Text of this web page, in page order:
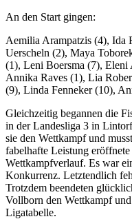
An den Start gingen:
Aemilia Arampatzis (4), Ida
Uerscheln (2), Maya
(1), Leni Boersma (7),
Annika Raves (1), Lia
(9), Linda Fenneker (10),
Gleichzeitig begannen die
in der Landesliga 3 in
sie den Wettkampf und
fabelhafte Leistung
Wettkampfverlauf. Es war
Konkurrenz. Letztendlich
Trotzdem beendeten
Vollborn den Wettkampf
Ligatabelle.